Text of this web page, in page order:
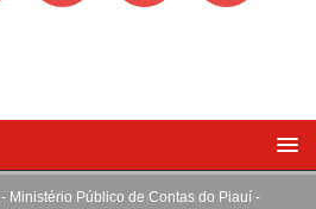
Ministério Público de Contas do Piauí -